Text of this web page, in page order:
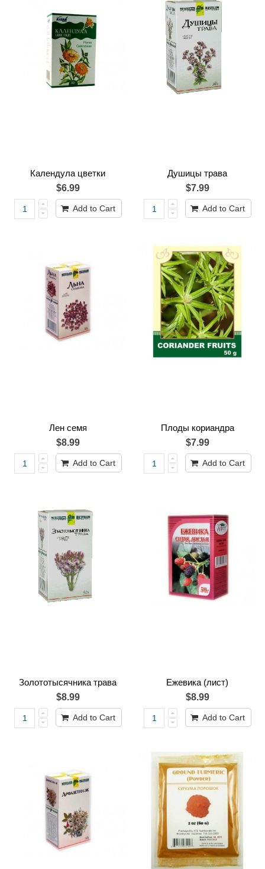
Календула цветки
$6.99
Add to Cart
Душицы трава
$7.99
Add to Cart
Лен семя
$8.99
Add to Cart
Плоды кориандра
$7.99
Add to Cart
Золототысячника трава
$8.99
Add to Cart
Ежевика (лист)
$8.99
Add to Cart